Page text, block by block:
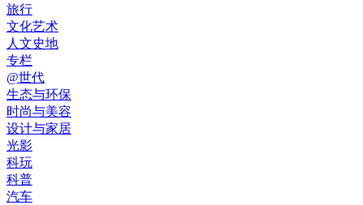
旅行
文化艺术
人文史地
专栏
@世代
生态与环保
时尚与美容
设计与家居
光影
科玩
科普
汽车